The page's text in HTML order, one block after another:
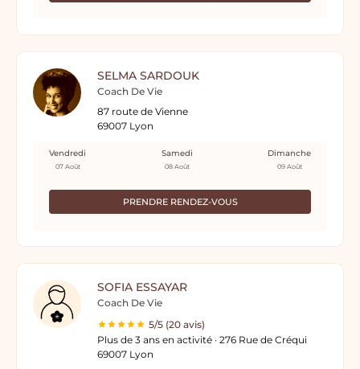
SELMA SARDOUK
Coach De Vie
87 route de Vienne
69007 Lyon
PRENDRE RENDEZ-VOUS
Vendredi
07 Août
Samedi
08 Août
Dimanche
09 Août
SOFIA ESSAYAR
Coach De Vie
5/5 (20 avis)
Plus de 3 ans en activité · 276 Rue de Créqui
69007 Lyon